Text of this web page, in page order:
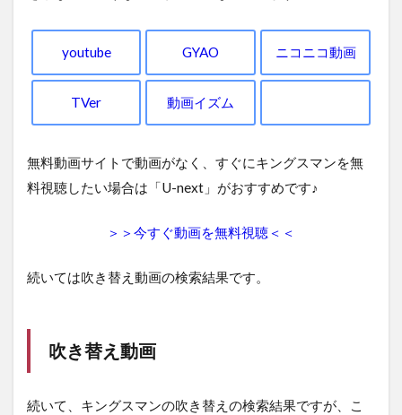
youtube GYAO ニコニコ動画
TVer 動画イズム
無料動画サイトで動画がなく、すぐにキングスマンを無
料視聴したい場合は「U-next」がおすすめです♪
＞＞今すぐ動画を無料視聴＜＜
続いては吹き替え動画の検索結果です。
吹き替え動画
続いて、キングスマンの吹き替えの検索結果ですが、こ